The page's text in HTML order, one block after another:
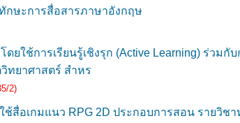
กษะการสื่อสารภาษาอังกฤษ
ใช้การเรียนรู้เชิงรุก (Active Learning) ร่วมกั
ทยาศาสตร์ สำหร
2)
สื่อเกมแนว RPG 2D ประกอบการสอน รายวิ